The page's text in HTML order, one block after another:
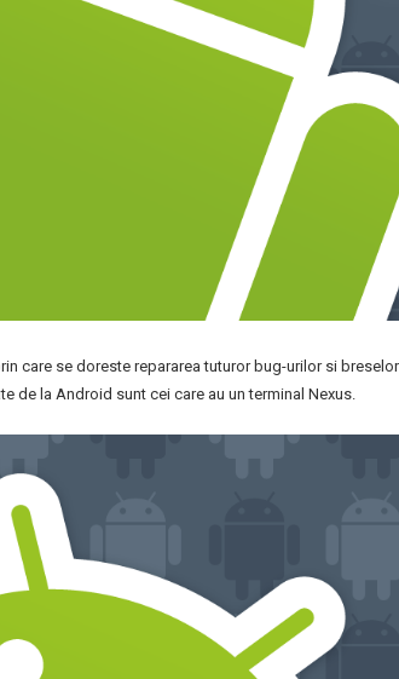
care se doreste repararea tuturor bug-urilor si
de la Android sunt cei care au un terminal Nexus.